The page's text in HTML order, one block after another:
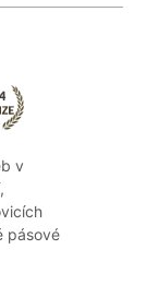
v
pásové